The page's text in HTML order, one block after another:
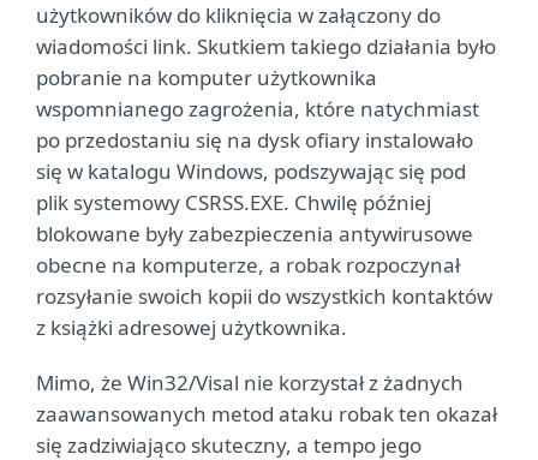
użytkowników do kliknięcia w załączony do
wiadomości link. Skutkiem takiego działania było
pobranie na komputer użytkownika
wspomnianego zagrożenia, które natychmiast
po przedostaniu się na dysk ofiary instalowało
się w katalogu Windows, podszywając się pod
plik systemowy CSRSS.EXE. Chwilę później
blokowane były zabezpieczenia antywirusowe
obecne na komputerze, a robak rozpoczynał
rozsyłanie swoich kopii do wszystkich kontaktów
z książki adresowej użytkownika.
Mimo, że Win32/Visal nie korzystał z żadnych
zaawansowanych metod ataku robak ten okazał
się zadziwiająco skuteczny, a tempo jego